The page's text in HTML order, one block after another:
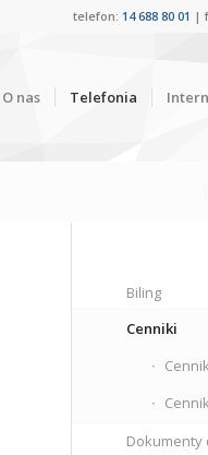
telefon: 14 688 80 01 |
O nas Telefonia
Biling
Cenniki
Dokumenty